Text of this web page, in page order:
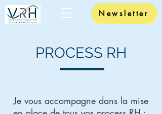
Newsletter
PROCESS RH
Je vous accompagne dans la mise